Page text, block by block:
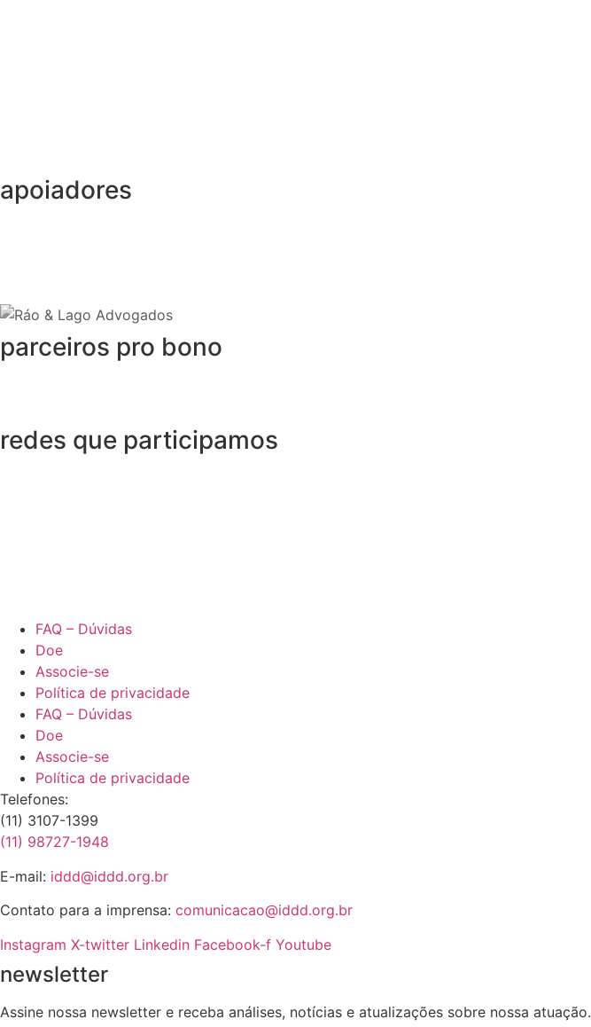
apoiadores
parceiros pro bono
redes que participamos
FAQ – Dúvidas
Doe
Associe-se
Política de privacidade
FAQ – Dúvidas
Doe
Associe-se
Política de privacidade
Telefones:
(11) 3107-1399
(11) 98727-1948
E-mail: iddd@iddd.org.br
Contato para a imprensa: comunicacao@iddd.org.br
Instagram X-twitter Linkedin Facebook-f Youtube
newsletter
Assine nossa newsletter e receba análises, notícias e atualizações sobre nossa atuação.